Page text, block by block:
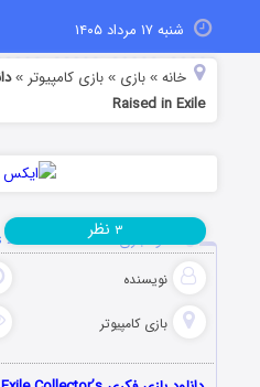
شنبه ۱۷ مرداد ۱۴۰۵
خانه »بازی »بازی کامپیوتر »
Raised in Exile
دانلود بازی Royal Legends 2: Raised in Exile
نویسنده
بازی کامپیوتر
۳ نظر